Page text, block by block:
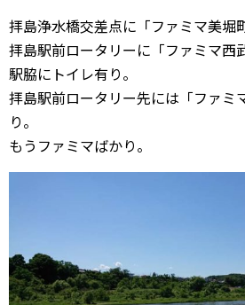
拝島浄水橋交差点に「ファミマ美堀
拝島駅前ロータリーに「ファミマ西
駅脇にトイレ有り。
拝島駅前ロータリー先には「ファミ
り。
もうファミマばかり。